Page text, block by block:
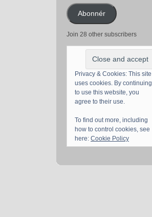
adresseAbonnér
Join 28 other subscribers
Privacy & Cookies: This site
uses cookies. By continuing
to use this website, you
agree to their use.
To find out more, including
how to control cookies, see
here: Cookie Policy